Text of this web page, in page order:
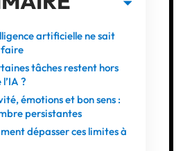
artificielle ne sait
faire
tâches restent hors
?
émotions et bon sens :
persistantes
dépasser ces limites à